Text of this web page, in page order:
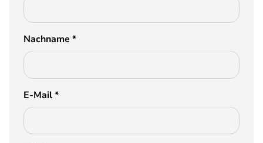
Nachname *
E-Mail*